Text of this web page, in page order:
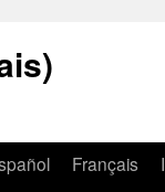
Français